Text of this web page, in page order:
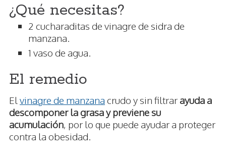
¿Qué necesitas?
2 cucharaditas de vinagre de sidra de
manzana.
1 vaso de agua.
El remedio
El vinagre de manzana crudo y sin filtrarayuda a
descomponer la grasa y previene su
acumulación, por lo que puede ayudar a proteger
contra la obesidad.